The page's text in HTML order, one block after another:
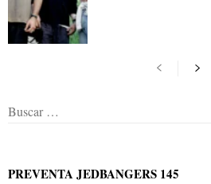
Buscar:
PREVENTA JEDBANGERS 145